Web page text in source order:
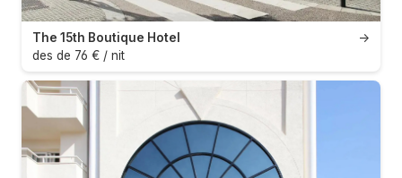
→
The 15th Boutique Hotel
des de 76 € / nit